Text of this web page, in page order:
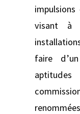
visant à
faire